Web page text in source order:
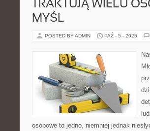
TRAKTUJĄ WIELU
MYŚL
POSTED BY ADMIN PAŹ - 5 - 2025
osobowe to jedno, niemniej jednak